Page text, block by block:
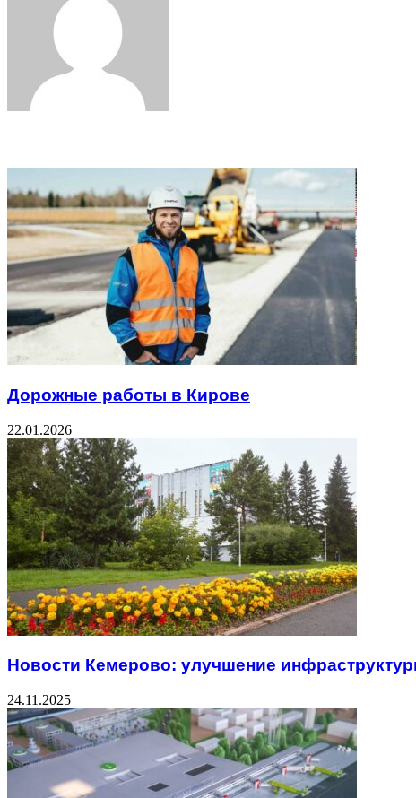
Дорожные работы в Кирове
22.01.2026
Новости Кемерово: улучшение
24.11.2025